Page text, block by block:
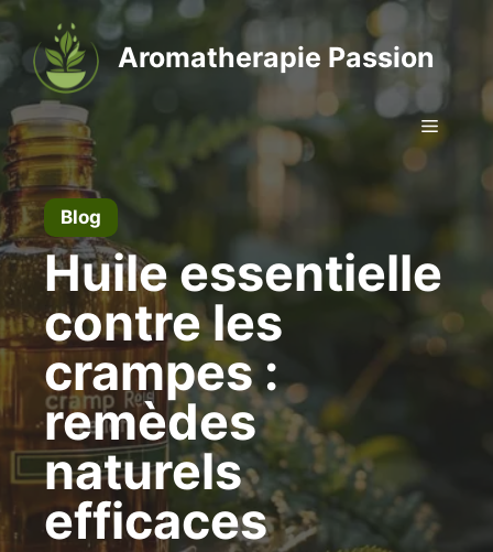
Aller
au
contenu
Aromatherapie Passion
Menu
Blog
Huile essentielle
contre les
crampes :
remèdes
naturels
efficaces